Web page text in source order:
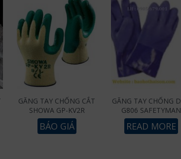
GĂNG TAY CHỐNG CẮT
SHOWA GP-KV2R
BÁO GIÁ
GĂNG TAY CHỐNG
G806 SAFETYMAN
READ MORE